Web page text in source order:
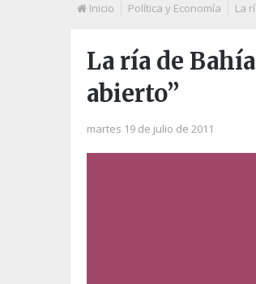
Inicio Política y Economía La
La ría de
abierto”
martes 19 de julio de 2011